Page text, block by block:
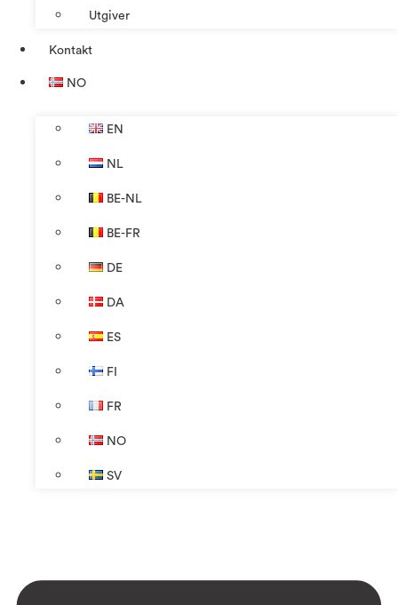
Utgiver
Kontakt
NO
EN
NL
BE-NL
BE-FR
DE
DA
ES
FI
FR
NO
SV